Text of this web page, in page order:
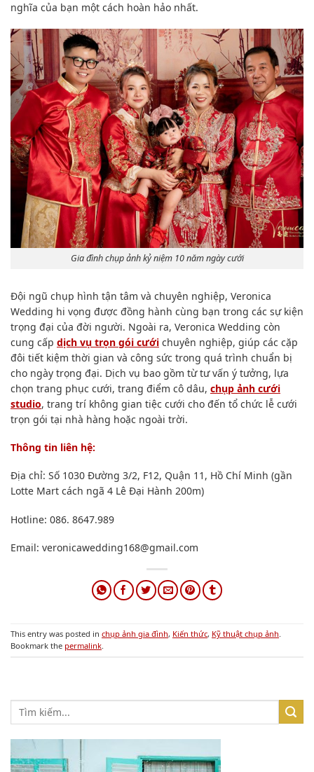
nghĩa của bạn một cách hoàn hảo nhất.
Gia đình chụp ảnh kỷ niệm 10 năm ngày cưới
Đội ngũ chụp hình tận tâm và chuyên nghiệp, Veronica
Wedding hi vọng được đồng hành cùng bạn trong các sự kiện
trọng đại của đời người. Ngoài ra, Veronica Wedding còn
cung cấp dịch vụ trọn gói cưới chuyên nghiệp, giúp các cặp
đôi tiết kiệm thời gian và công sức trong quá trình chuẩn bị
cho ngày trọng đại. Dịch vụ bao gồm từ tư vấn ý tưởng, lựa
chọn trang phục cưới, trang điểm cô dâu, chụp ảnh cưới
studio, trang trí không gian tiệc cưới cho đến tổ chức lễ cưới
trọn gói tại nhà hàng hoặc ngoài trời.
Thông tin liên hệ:
Địa chỉ: Số 1030 Đường 3/2, F12, Quận 11, Hồ Chí Minh (gần
Lotte Mart cách ngã 4 Lê Đại Hành 200m)
Hotline: 086. 8647.989
Email: veronicawedding168@gmail.com
This entry was posted in chụp ảnh gia đình, Kiến thức, Kỹ thuật chụp ảnh.
Bookmark the permalink.